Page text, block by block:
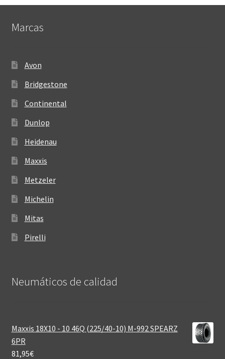
Marcas
Avon
Bridgestone
Continental
Dunlop
Heidenau
Maxxis
Metzeler
Michelin
Mitas
Pirelli
Neumáticos de calidad‎
Maxxis 18X10 - 10 46Q (225/40-10) M-992 SPEARZ
6PR
81,95€